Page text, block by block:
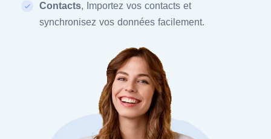
Contacts, Importez vos contacts et
synchronisez vos données facilement.